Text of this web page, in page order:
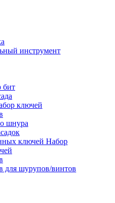
инструмент
бит
ключей
шнура
Набор
для шурупов/винтов